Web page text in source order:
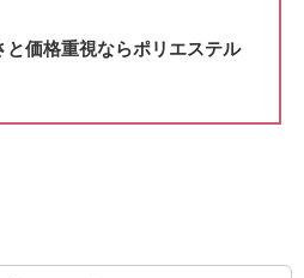
と価格重視ならポリエステル